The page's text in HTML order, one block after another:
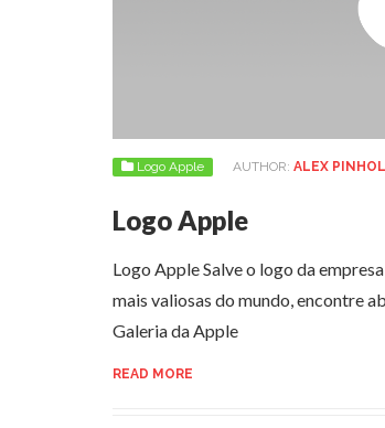
Logo Apple AUTHOR: ALEX PINHOL
Logo Apple
Logo Apple Salve o logo da
mais valiosas do mundo, encontre
Galeria da Apple
READ MORE